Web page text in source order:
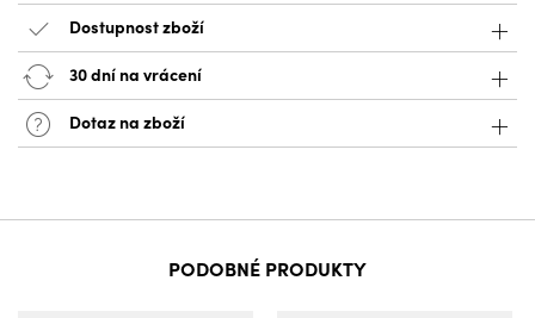
Dostupnost zboží
30 dní na vrácení
Dotaz na zboží
PODOBNÉ PRODUKTY